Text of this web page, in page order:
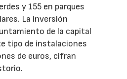
y 155 en parques
La inversión
de la capital
tipo de instalaciones
de euros, cifran